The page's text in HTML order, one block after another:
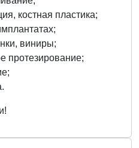
костная пластика;
виниры;
протезирование;